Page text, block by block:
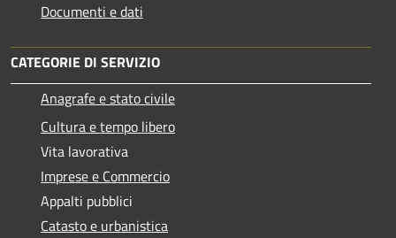
Documenti e dati
CATEGORIE DI SERVIZIO
Anagrafe e stato civile
Cultura e tempo libero
Vita lavorativa
Imprese e Commercio
Appalti pubblici
Catasto e urbanistica